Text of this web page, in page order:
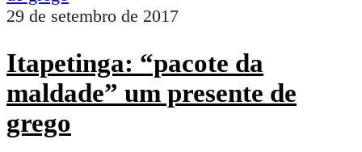
29 de setembro de 2017
Itapetinga: “pacote da
maldade” um presente de
grego